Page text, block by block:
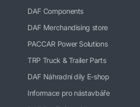
DAF Components
DAF Merchandising store
PACCAR Power Solutions
TRP Truck & Trailer Parts
DAF Náhradní díly E-shop
Informace pro nástavbáře